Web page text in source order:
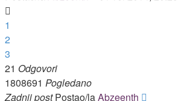
1
2
3
21 Odgovori
1808691 Pogledano
Zadnji postPostao/laAbzeenth